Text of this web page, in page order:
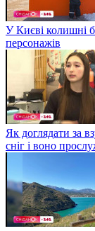
У Києві колишні
персонажів
Як доглядати за
сніг і воно